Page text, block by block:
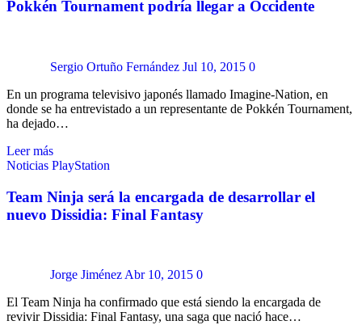
Pokkén Tournament podría llegar a Occidente
Sergio Ortuño Fernández Jul 10, 2015 0
En un programa televisivo japonés llamado Imagine-Nation, en
donde se ha entrevistado a un representante de Pokkén Tournament,
ha dejado…
Leer más
Noticias PlayStation
Team Ninja será la encargada de desarrollar el
nuevo Dissidia: Final Fantasy
Jorge JiménezAbr 10, 2015 0
El Team Ninja ha confirmado que está siendo la encargada de
revivir Dissidia: Final Fantasy, una saga que nació hace…